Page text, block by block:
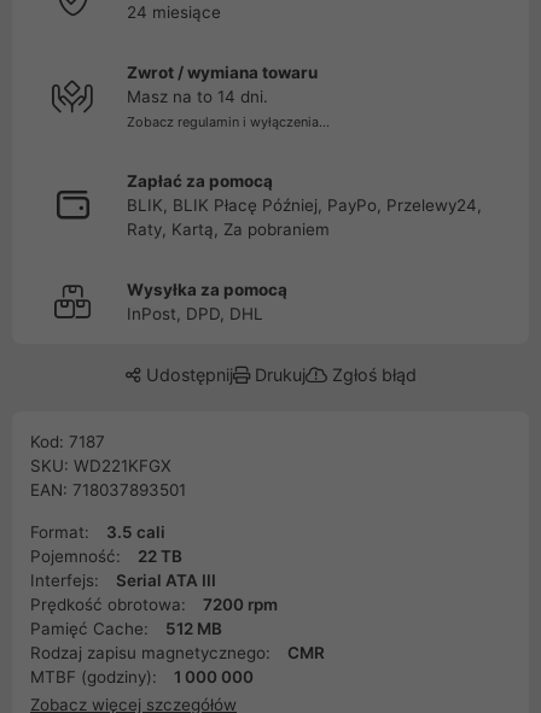
24 miesiące
Zwrot / wymiana towaru
Masz na to 14 dni.
Zobacz regulamin i wyłączenia...
Zapłać za pomocą
BLIK, BLIK Płacę Później, PayPo, Przelewy24,
Raty, Kartą, Za pobraniem
Wysyłka za pomocą
InPost, DPD, DHL
Udostępnij Drukuj Zgłoś błąd
Kod: 7187
SKU: WD221KFGX
EAN: 718037893501
Format:
3.5 cali
Pojemność:
22 TB
Interfejs:
Serial ATA III
Prędkość obrotowa:
7200 rpm
Pamięć Cache:
512 MB
Rodzaj zapisu magnetycznego:
CMR
MTBF (godziny):
1 000 000
Zobacz więcej szczegółów